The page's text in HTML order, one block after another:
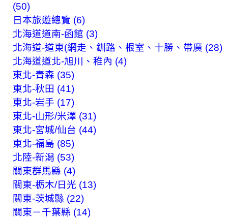
(50)
日本旅遊總覽 (6)
北海道道南-函館 (3)
北海道-道東(網走、釧路、根室、十勝、帶廣 (28)
北海道道北-旭川、稚內 (4)
東北-青森 (35)
東北-秋田 (41)
東北-岩手 (17)
東北-山形/米澤 (31)
東北-宮城/仙台 (44)
東北-福島 (85)
北陸-新潟 (53)
關東群馬縣 (4)
關東-栃木/日光 (13)
關東-茨城縣 (22)
關東－千葉縣 (14)